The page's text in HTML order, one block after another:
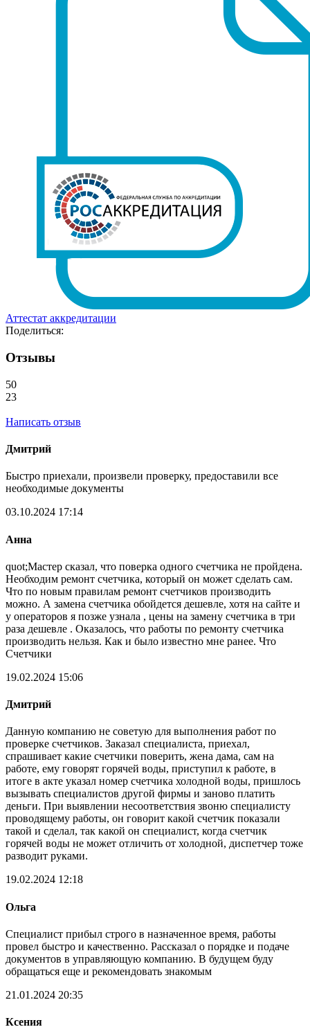
Аттестат аккредитации
Поделиться:
Отзывы
50
23
Написать отзыв
Дмитрий
Быстро приехали, произвели проверку, предоставили все
необходимые документы
03.10.2024 17:14
Анна
quot;Мастер сказал, что поверка одного счетчика не пройдена.
Необходим ремонт счетчика, который он может сделать сам.
Что по новым правилам ремонт счетчиков производить
можно. А замена счетчика обойдется дешевле, хотя на сайте и
у операторов я позже узнала , цены на замену счетчика в три
раза дешевле . Оказалось, что работы по ремонту счетчика
производить нельзя. Как и было известно мне ранее. Что
Счетчики
19.02.2024 15:06
Дмитрий
Данную компанию не советую для выполнения работ по
проверке счетчиков. Заказал специалиста, приехал,
спрашивает какие счетчики поверить, жена дама, сам на
работе, ему говорят горячей воды, приступил к работе, в
итоге в акте указал номер счетчика холодной воды, пришлось
вызывать специалистов другой фирмы и заново платить
деньги. При выявлении несоответствия звоню специалисту
проводящему работы, он говорит какой счетчик показали
такой и сделал, так какой он специалист, когда счетчик
горячей воды не может отличить от холодной, диспетчер тоже
разводит руками.
19.02.2024 12:18
Ольга
Специалист прибыл строго в назначенное время, работы
провел быстро и качественно. Рассказал о порядке и подаче
документов в управляющую компанию. В будущем буду
обращаться еще и рекомендовать знакомым
21.01.2024 20:35
Ксения